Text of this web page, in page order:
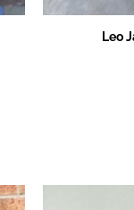
Leo